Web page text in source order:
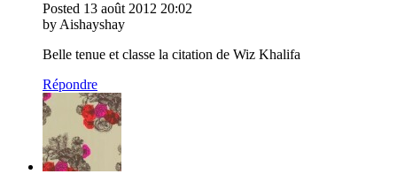
Posted 13 août 2012 20:02
by Aishayshay
Belle tenue et classe la citation de Wiz Khalifa
Répondre